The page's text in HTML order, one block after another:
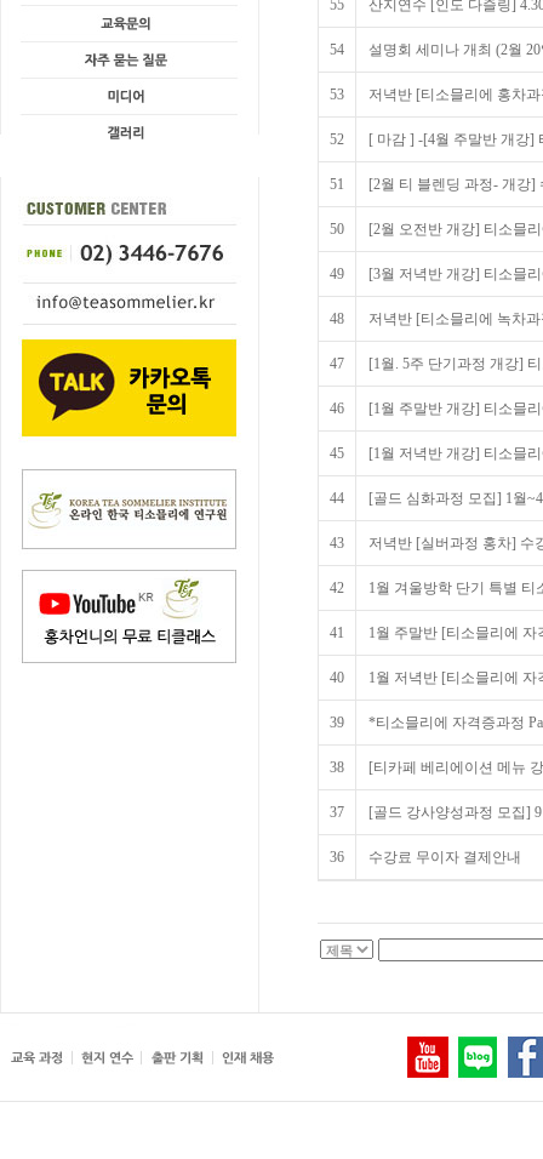
55 산지연수 [인도 다즐링]
54 설명회 세미나 개최 (2월
53 저녁반 [티소믈리에 홍차
52 [ 마감 ] -[4월 주말반 개강]
51 [2월 티 블렌딩 과정- 개강]
50 [2월 오전반 개강] 티소믈
49 [3월 저녁반 개강] 티소믈
48 저녁반 [티소믈리에 녹차
47 [1월. 5주 단기과정 개강]
46 [1월 주말반 개강] 티소믈
45 [1월 저녁반 개강] 티소믈
44 [골드 심화과정 모집] 1월
43 저녁반 [실버과정 홍차] 수
42 1월 겨울방학 단기 특별
41 1월 주말반 [티소믈리에
40 1월 저녁반 [티소믈리에 자
39 *티소믈리에 자격증과정
38 [티카페 베리에이션 메뉴
37 [골드 강사양성과정 모집]
36 수강료 무이자 결제안내